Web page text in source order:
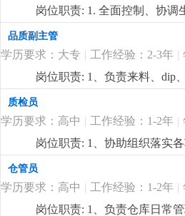
点）整理归档；问题反馈：3
辅料 / 治具管理：焊台、万
样品寄送、来料样板核对、
管理相关专业优先（需具备
3、沟通协调能力强，责任
节奏；4、有相关行业经验（
岗位职责: 1. 全面控制、协
度；3. 跟踪生产情况、产品
及时追踪，并提出合理化建
产现场的安全和清洁；岗位
律知识，熟悉生产流程，精
分析和解决问题能力；4. 具
品质副主管
学历要求：大专 | 工作经验：2-3年 |
岗位职责: 1、负责来料、dip
控制措施的执行情况；3、负
查监督iqc/ipcq/qa质检团队
结果导向回复，发动团队推
专业，大专或以上学历；2、
体系工作经验；3、有一定的
法；熟练使用spc, msa, 柏拉
沟通，能够与不同层级的人
题，有较强的承压能力，能
质检员
学历要求：高中 | 工作经验：1-2年 |
岗位职责: 1、协助组织落实
2、现场巡检预防质量事故的
障分析并进行跟踪处理；4、
2、熟练使用办公软件；3、
仓管员
学历要求：高中 | 工作经验：1-2年 |
岗位职责: 1、负责仓库日常